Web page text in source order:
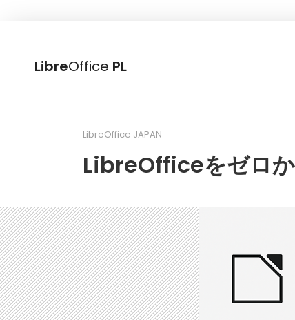
LibreOffice PL
LibreOffice JAPAN
LibreOfficeをゼロ